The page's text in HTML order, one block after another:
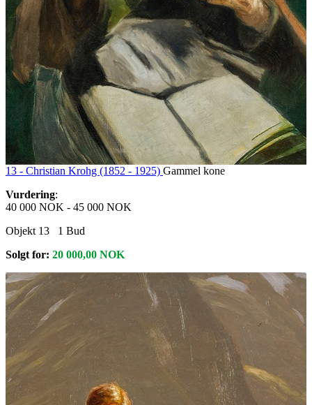
13 - Christian Krohg (1852 - 1925) Gammel kone
Vurdering:
40 000 NOK - 45 000 NOK
Objekt 13
1 Bud
Solgt for: 20 000,00 NOK